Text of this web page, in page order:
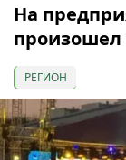
На
произошел
РЕГИОН